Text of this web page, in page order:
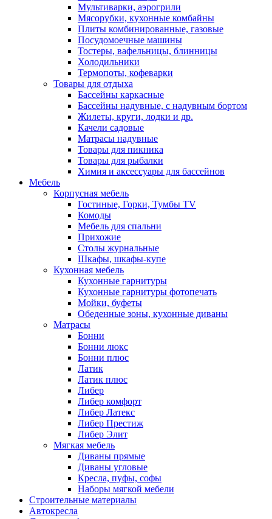
Мультиварки, аэрогрили
Мясорубки, кухонные комбайны
Плиты комбинированные, газовые
Посудомоечные машины
Тостеры, вафельницы, блинницы
Холодильники
Термопоты, кофеварки
Товары для отдыха
Бассейны каркасные
Бассейны надувные, с надувным бортом
Жилеты, круги, лодки и др.
Качели садовые
Матрасы надувные
Товары для пикника
Товары для рыбалки
Химия и аксессуары для бассейнов
Мебель
Корпусная мебель
Гостиные, Горки, Тумбы TV
Комоды
Мебель для спальни
Прихожие
Столы журнальные
Шкафы, шкафы-купе
Кухонная мебель
Кухонные гарнитуры
Кухонные гарнитуры фотопечать
Мойки, буфеты
Обеденные зоны, кухонные диваны
Матрасы
Бонни
Бонни люкс
Бонни плюс
Латик
Латик плюс
Либер
Либер комфорт
Либер Латекс
Либер Престиж
Либер Элит
Мягкая мебель
Диваны прямые
Диваны угловые
Кресла, пуфы, софы
Наборы мягкой мебели
Строительные материалы
Автокресла